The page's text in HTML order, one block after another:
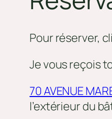
Pour réserver,
Je vous reçois
70 AVENUE
l’extérieur du